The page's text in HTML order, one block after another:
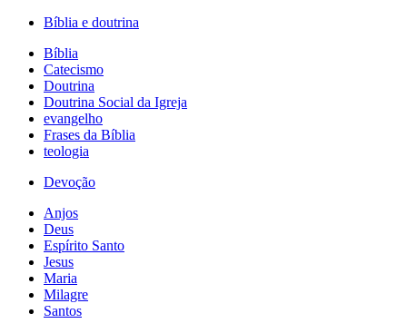
Bíblia e doutrina
Bíblia
Catecismo
Doutrina
Doutrina Social da Igreja
evangelho
Frases da Bíblia
teologia
Devoção
Anjos
Deus
Espírito Santo
Jesus
Maria
Milagre
Santos